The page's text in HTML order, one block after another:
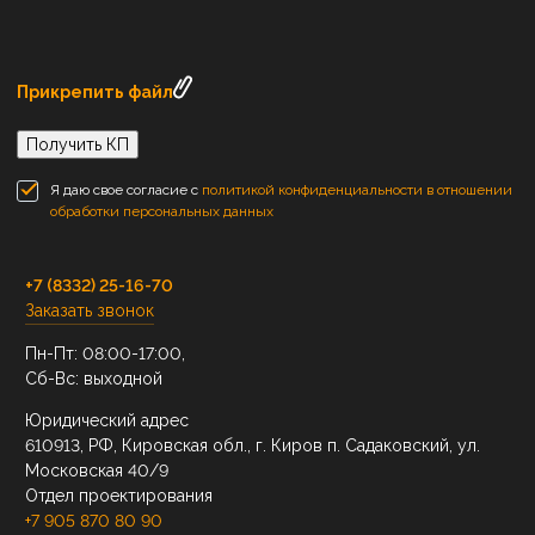
Прикрепить файл
Получить КП
Я даю свое согласие с политикой конфиденциальности в отношении
обработки персональных данных
+7 (8332) 25-16-70
Заказать звонок
Пн-Пт: 08:00-17:00,
Сб-Вс: выходной
Юридический адрес
610913, РФ, Кировская обл., г. Киров п. Садаковский, ул.
Московская 40/9
Отдел проектирования
+7 905 870 80 90